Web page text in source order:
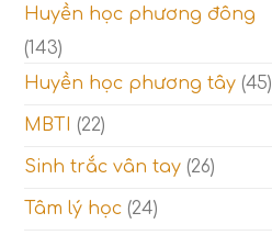
Huyền học phương đông
(143)
Huyền học phương tây (45)
MBTI (22)
Sinh trắc vân tay (26)
Tâm lý học (24)